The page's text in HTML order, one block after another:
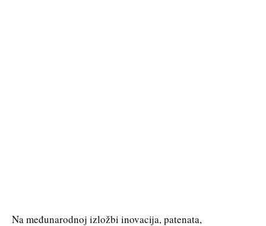
Na međunarodnoj izložbi inovacija, patenata,